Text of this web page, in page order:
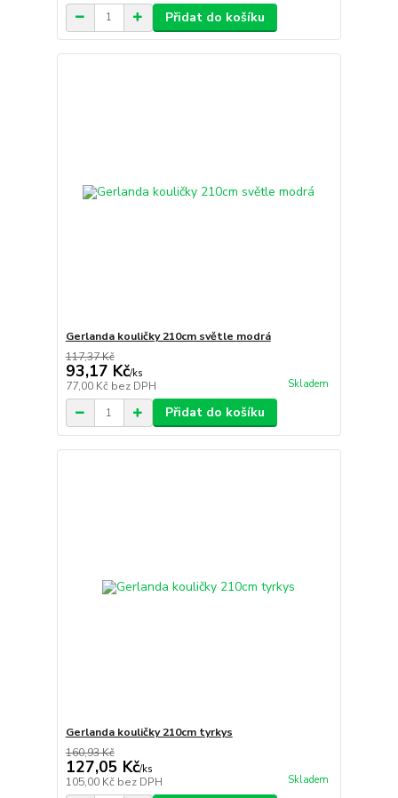
Přidat do košíku
Gerlanda kouličky 210cm světle modrá
117,37 Kč
93,17 Kč/ks
77,00 Kč bez DPH Skladem
Přidat do košíku
Gerlanda kouličky 210cm tyrkys
160,93 Kč
127,05 Kč/ks
105,00 Kč bez DPH Skladem